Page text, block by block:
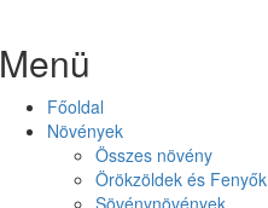
Menü
Főoldal
Növények
Összes növény
Örökzöldek és Fenyők
Sövénynövények